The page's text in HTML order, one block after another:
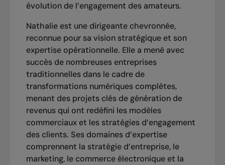
évolution de l’engagement des amateurs.
Nathalie est une dirigeante chevronnée,
reconnue pour sa vision stratégique et son
expertise opérationnelle. Elle a mené avec
succès de nombreuses entreprises
traditionnelles dans le cadre de
transformations numériques complètes,
menant des projets clés de génération de
revenus qui ont redéfini les modèles
commerciaux et les stratégies d’engagement
des clients. Ses domaines d’expertise
comprennent la stratégie d’entreprise, le
marketing, le commerce électronique et la